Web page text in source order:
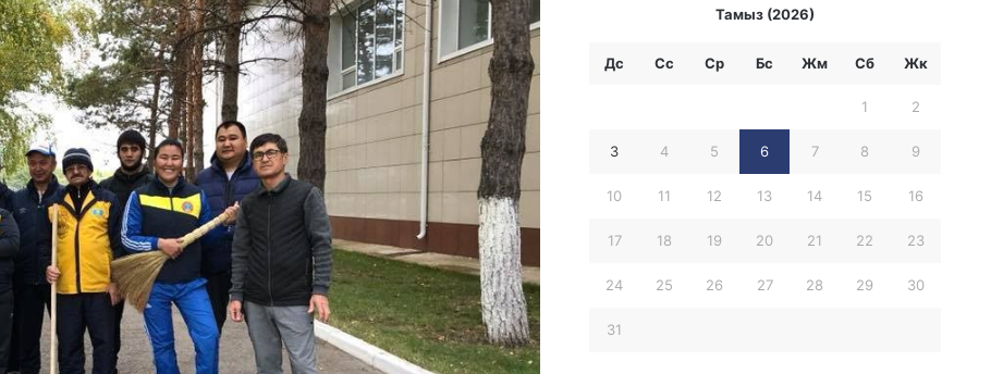
Тамыз (2026)
Дс Сс Ср Бc Жм Сб Жк
1 2
3 4 5 6 7 8 9
10 11 12 13 14 15 16
17 18 19 20 21 22 23
24 25 26 27 28 29 30
31